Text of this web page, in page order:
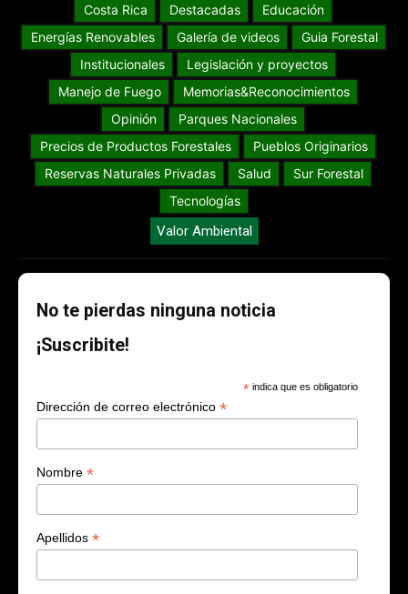
Costa Rica
Destacadas
Educación
Energías Renovables
Galería de videos
Guia Forestal
Institucionales
Legislación y proyectos
Manejo de Fuego
Memorias&Reconocimientos
Opinión
Parques Nacionales
Precios de Productos Forestales
Pueblos Originarios
Reservas Naturales Privadas
Salud
Sur Forestal
Tecnologías
Valor Ambiental
No te pierdas ninguna noticia
¡Suscribite!
* indica que es obligatorio
Dirección de correo electrónico *
Nombre *
Apellidos *